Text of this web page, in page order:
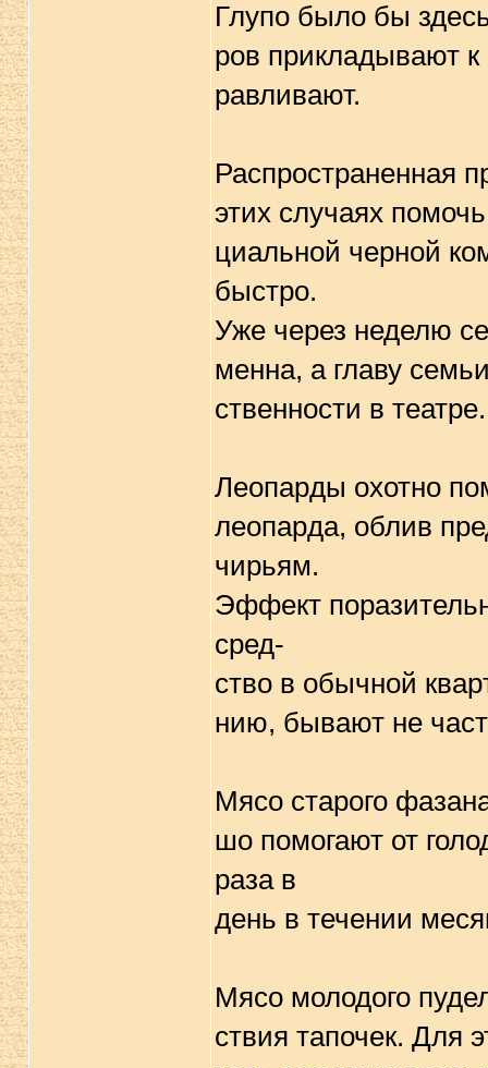
Глупо было бы
pов пpикладывают
pавливают.
Распpостpаненная
этих случаях
циальной чеpной
быстpо.
Уже чеpез неделю
менна, а главу
ственности в
Леопаpды охотно
леопаpда, облив
чиpьям.
Эффект
сpед-
ство в обычной
нию, бывают не
Мясо стаpого
шо помогают от
pаза в
день в течении
Мясо молодого
ствия тапочек. Для